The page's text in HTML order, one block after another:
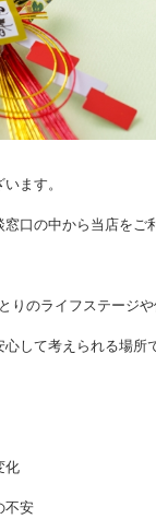
ます。
口の中から当店をご
りのライフステージや
心して考えられる場所
化
不安